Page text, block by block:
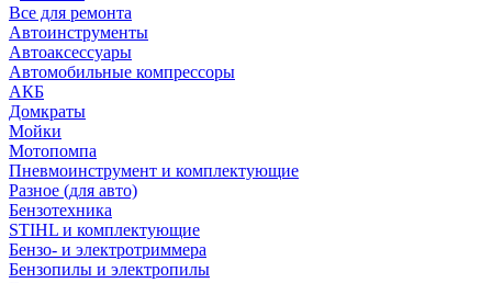
Все для ремонта
Автоинструменты
Автоаксессуары
Автомобильные компрессоры
АКБ
Домкраты
Мойки
Мотопомпа
Пневмоинструмент и комплектующие
Разное (для авто)
Бензотехника
STIHL и комплектующие
Бензо- и электротриммера
Бензопилы и электропилы